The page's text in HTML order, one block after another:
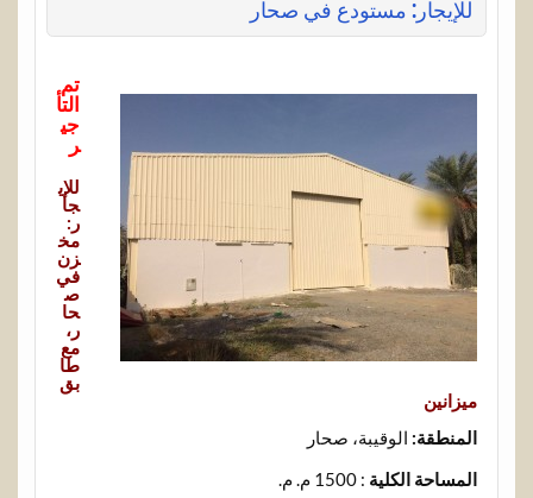
للإيجار: مستودع في صحار
تم
التأ
جي
ر
للإي
جا
ر:
مخ
زن
في
ص
حا
ر،
مع
طا
بق
ميزانين
المنطقة: الوقيبة، صحار
المساحة الكلية : 1500 م. م.